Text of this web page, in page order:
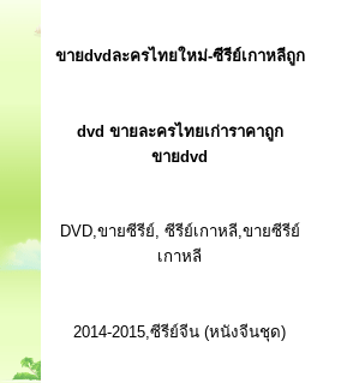
ขายdvdละครไทยใหม่-ซีรีย์เกาหลีถูก
dvd ขายละครไทยเก่าราคาถูก
ขายdvd
DVD,ขายซีรีย์, ซีรีย์เกาหลี,ขายซีรีย์
เกาหลี
2014-2015,ซีรีย์จีน (หนังจีนชุด)